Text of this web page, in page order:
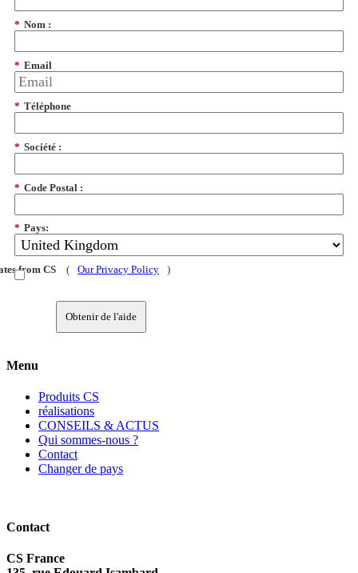
* Nom :
* Email
* Téléphone
* Société :
* Code Postal :
* Pays:
from CS ( Our Privacy Policy )
Obtenir de l'aide
Menu
Produits CS
réalisations
CONSEILS & ACTUS
Qui sommes-nous ?
Contact
Changer de pays
Contact
CS France